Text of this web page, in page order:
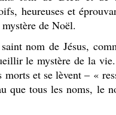
heureuses et
de Noël.
nom de Jésus,
le mystère de la
morts et se lèvent – «
que tous les noms, le